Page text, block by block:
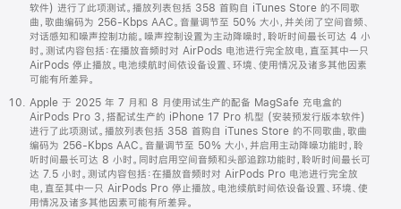
软件) 进行了此项测试。播放列表包括 358 首购自 iTunes Store 的不同歌
曲，歌曲编码为 256-Kbps AAC。音量调节至 50% 大小，并关闭了空间音频、
对话感知和噪声控制功能。噪声控制设置为主动降噪时，聆听时间最长可达 4 小
时。测试内容包括：在播放音频时对 AirPods 电池进行完全放电，直至其中一只
AirPods 停止播放。电池续航时间依设备设置、环境、使用情况及诸多其他因素
可能有所差异。
Apple 于 2025 年 7 月和 8 月使用试生产的配备 MagSafe 充电盒的
AirPods Pro 3，搭配试生产的 iPhone 17 Pro 机型 (安装预发行版本软件)
进行了此项测试。播放列表包括 358 首购自 iTunes Store 的不同歌曲，歌曲
编码为 256-Kbps AAC。音量调节至 50% 大小，并启用主动降噪功能时，聆
听时间最长可达 8 小时。同时启用空间音频和头部追踪功能时，聆听时间最长可
达 7.5 小时。测试内容包括：在播放音频时对 AirPods Pro 电池进行完全放
电，直至其中一只 AirPods Pro 停止播放。电池续航时间依设备设置、环境、使
用情况及诸多其他因素可能有所差异。